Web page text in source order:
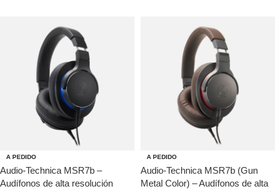
A PEDIDO
Audio-Technica MSR7b –
Audífonos de alta resolución
A PEDIDO
Audio-Technica MSR7b (Gun
Metal Color) – Audífonos de alta